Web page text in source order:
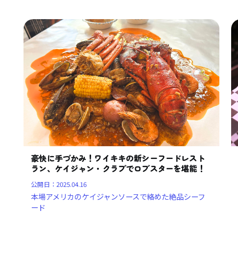
豪快に手づかみ！ワイキキの新シーフードレスト
ラン、ケイジャン・クラブでロブスターを堪能！
公開日：2025.04.16
本場アメリカのケイジャンソースで絡めた絶品シーフ
ード